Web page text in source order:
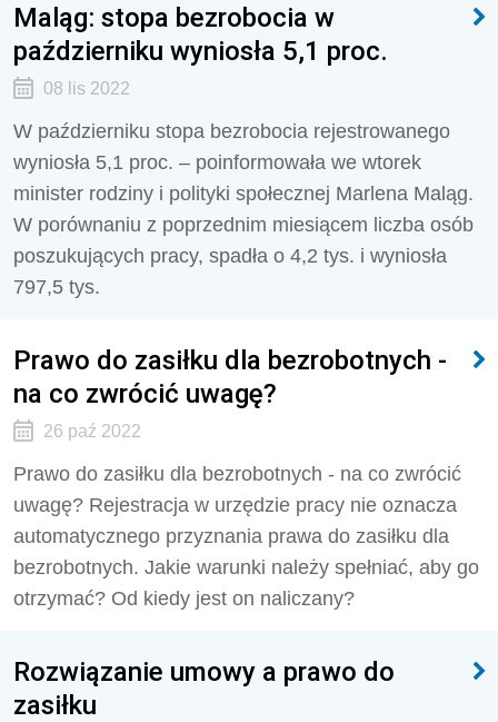
Maląg: stopa bezrobocia w
październiku wyniosła 5,1 proc.
08 lis 2022
W październiku stopa bezrobocia rejestrowanego
wyniosła 5,1 proc. – poinformowała we wtorek
minister rodziny i polityki społecznej Marlena Maląg.
W porównaniu z poprzednim miesiącem liczba osób
poszukujących pracy, spadła o 4,2 tys. i wyniosła
797,5 tys.
Prawo do zasiłku dla bezrobotnych -
na co zwrócić uwagę?
26 paź 2022
Prawo do zasiłku dla bezrobotnych - na co zwrócić
uwagę? Rejestracja w urzędzie pracy nie oznacza
automatycznego przyznania prawa do zasiłku dla
bezrobotnych. Jakie warunki należy spełniać, aby go
otrzymać? Od kiedy jest on naliczany?
Rozwiązanie umowy a prawo do
zasiłku